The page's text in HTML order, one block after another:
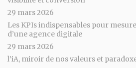
29 mars 2026
Les KPIs indispensables pour
d’une agence digitale
29 mars 2026
l’iA, miroir de nos valeurs et